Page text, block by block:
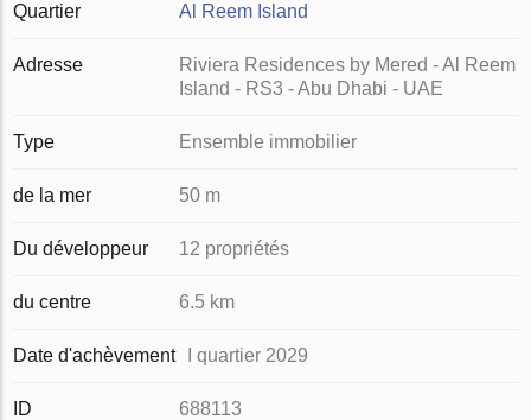
Quartier Al Reem Island
Adresse
Riviera Residences by Mered - Al Reem
Island - RS3 - Abu Dhabi - UAE
Type Ensemble immobilier
de la mer 50 m
Du développeur 12 propriétés
du centre 6.5 km
Date d'achèvement I quartier 2029
ID 688113